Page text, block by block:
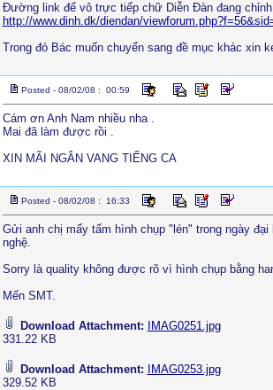
Đường link để vô trực tiếp chữ Diễn Đàn đang
http://www.dinh.dk/diendan/
Trong đó Bác muốn chuyển sang đề mục khác xin
Posted - 08/02/08 : 00:59
Cám ơn Anh Nam nhiều nha .
Mai đã làm được rồi .
XIN MÃI NGÂN VANG TIẾNG CA
Posted - 08/02/08 : 16:33
Gửi anh chị mấy tấm hình chụp "lén" trong ngày
nghệ.
Sorry là quality không được rõ vì hình chụp bằng
Mến SMT.
Download Attachment:
IMAG0251.jpg
331.22 KB
Download Attachment:
IMAG0253.jpg
329.52 KB